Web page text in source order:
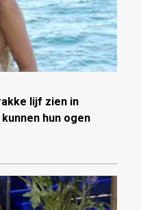
lijf zien in
hun ogen